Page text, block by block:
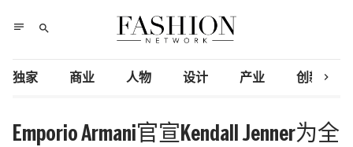
notes search
独家 商业 人物 设计 产业 创新研究
chevron_right
Emporio Armani官宣Kendall Jenner为全